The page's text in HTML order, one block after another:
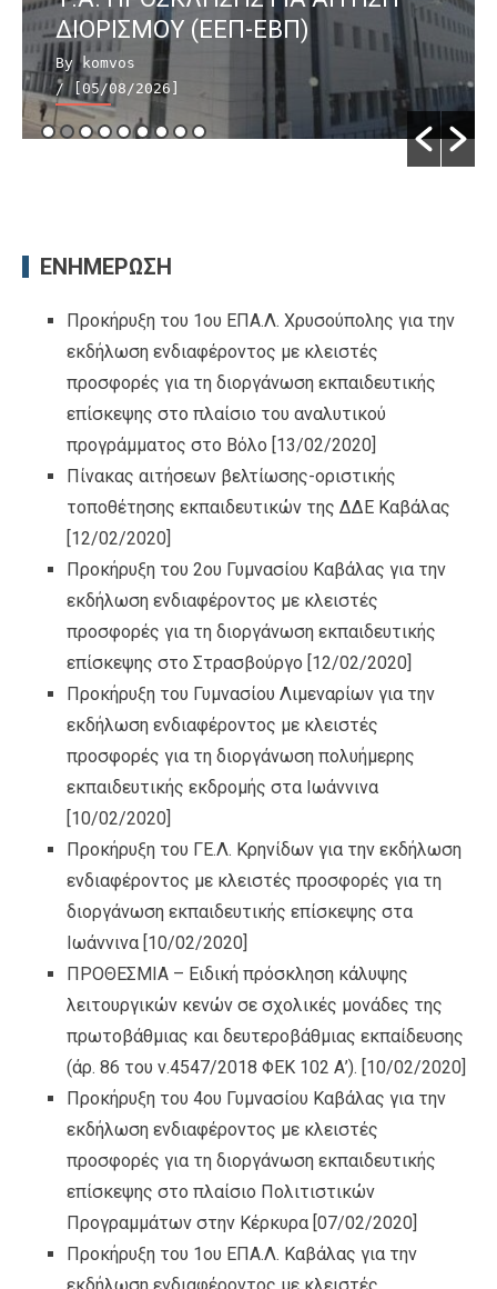
ΔΙΟΡΙΣΜΟΥ (ΕΕΠ-ΕΒΠ)
By komvos
/ [05/08/2026]
ΕΝΗΜΕΡΩΣΗ
Προκήρυξη του 1ου ΕΠΑ.Λ. Χρυσούπολης για την
εκδήλωση ενδιαφέροντος με κλειστές
προσφορές για τη διοργάνωση εκπαιδευτικής
επίσκεψης στο πλαίσιο του αναλυτικού
προγράμματος στο Βόλο [13/02/2020]
Πίνακας αιτήσεων βελτίωσης-οριστικής
τοποθέτησης εκπαιδευτικών της ΔΔΕ Καβάλας
[12/02/2020]
Προκήρυξη του 2ου Γυμνασίου Καβάλας για την
εκδήλωση ενδιαφέροντος με κλειστές
προσφορές για τη διοργάνωση εκπαιδευτικής
επίσκεψης στο Στρασβούργο [12/02/2020]
Προκήρυξη του Γυμνασίου Λιμεναρίων για την
εκδήλωση ενδιαφέροντος με κλειστές
προσφορές για τη διοργάνωση πολυήμερης
εκπαιδευτικής εκδρομής στα Ιωάννινα
[10/02/2020]
Προκήρυξη του ΓΕ.Λ. Κρηνίδων για την εκδήλωση
ενδιαφέροντος με κλειστές προσφορές για τη
διοργάνωση εκπαιδευτικής επίσκεψης στα
Ιωάννινα [10/02/2020]
ΠΡΟΘΕΣΜΙΑ – Ειδική πρόσκληση κάλυψης
λειτουργικών κενών σε σχολικές μονάδες της
πρωτοβάθμιας και δευτεροβάθμιας εκπαίδευσης
(άρ. 86 του ν.4547/2018 ΦΕΚ 102 Α’). [10/02/2020]
Προκήρυξη του 4ου Γυμνασίου Καβάλας για την
εκδήλωση ενδιαφέροντος με κλειστές
προσφορές για τη διοργάνωση εκπαιδευτικής
επίσκεψης στο πλαίσιο Πολιτιστικών
Προγραμμάτων στην Κέρκυρα [07/02/2020]
Προκήρυξη του 1ου ΕΠΑ.Λ. Καβάλας για την